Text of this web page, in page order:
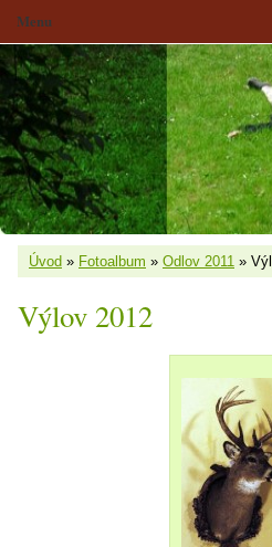
Úvod » Fotoalbum » Odlov 2011 »
Výlov 2012
Menu